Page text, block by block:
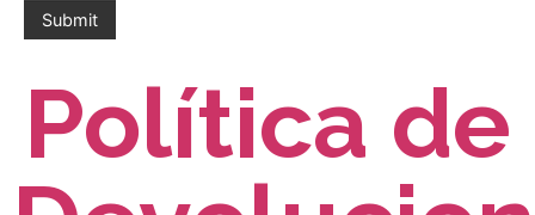
Política de